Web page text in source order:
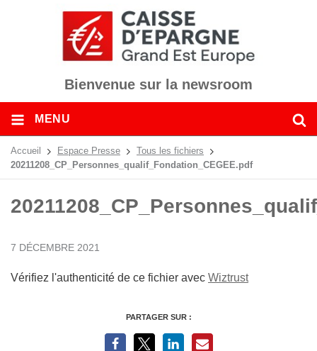
Bienvenue sur la newsroom
MENU
Accueil Espace Presse
Tous les fichiers
20211208_CP_Personnes_qualif_Fondation_CEGEE.pdf
7 DÉCEMBRE 2021
Vérifiez l'authenticité de ce fichier avec Wiztrust
PARTAGER SUR :